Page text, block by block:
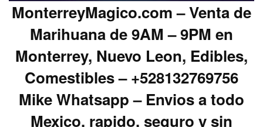
MonterreyMagico.com – Venta de
Marihuana de 9AM – 9PM en
Monterrey, Nuevo Leon, Edibles,
Comestibles – +528132769756
Mike Whatsapp – Envios a todo
Mexico, rapido, seguro y sin